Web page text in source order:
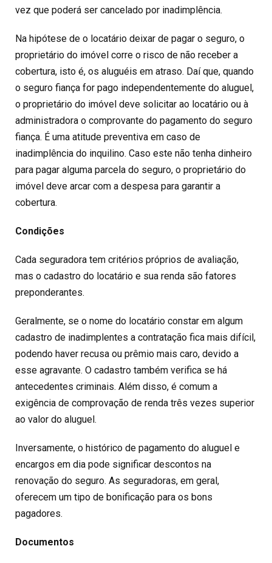
vez que poderá ser cancelado por inadimplência.
Na hipótese de o locatário deixar de pagar o seguro, o
proprietário do imóvel corre o risco de não receber a
cobertura, isto é, os aluguéis em atraso. Daí que, quando
o seguro fiança for pago independentemente do aluguel,
o proprietário do imóvel deve solicitar ao locatário ou à
administradora o comprovante do pagamento do seguro
fiança. É uma atitude preventiva em caso de
inadimplência do inquilino. Caso este não tenha dinheiro
para pagar alguma parcela do seguro, o proprietário do
imóvel deve arcar com a despesa para garantir a
cobertura.
Condições
Cada seguradora tem critérios próprios de avaliação,
mas o cadastro do locatário e sua renda são fatores
preponderantes.
Geralmente, se o nome do locatário constar em algum
cadastro de inadimplentes a contratação fica mais difícil,
podendo haver recusa ou prêmio mais caro, devido a
esse agravante. O cadastro também verifica se há
antecedentes criminais. Além disso, é comum a
exigência de comprovação de renda três vezes superior
ao valor do aluguel.
Inversamente, o histórico de pagamento do aluguel e
encargos em dia pode significar descontos na
renovação do seguro. As seguradoras, em geral,
oferecem um tipo de bonificação para os bons
pagadores.
Documentos